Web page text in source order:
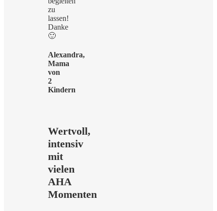
zu
lassen!
Danke
🙂
Alexandra,
Mama
von
2
Kindern
Wertvoll,
intensiv
mit
vielen
AHA
Momenten